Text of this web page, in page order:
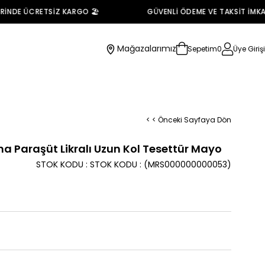
ÜCRETSİZ KARGO 🏖️ GÜVENLİ ÖDEME VE TAKSİT İMKANI
Mağazalarımız Sepetim0 Üye Girişi
< < Önceki Sayfaya Dön
Paraşüt Likralı Uzun Kol Tesettür Mayo
(MRS000000000053)
STOK KODU STOK KODU